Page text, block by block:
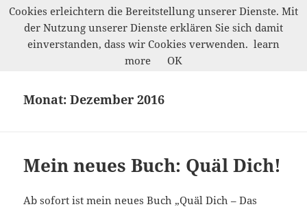
Marco Petrik
Monat:Dezember 2016
Mein neues Buch: Quäl Dich!
Ab sofort ist mein neues Buch „Quäl Dich – Das
Cookies erleichtern die Bereitstellung unserer Dienste. Mit
der Nutzung unserer Dienste erklären Sie sich damit
einverstanden, dass wir Cookies verwenden. learn
more
OK